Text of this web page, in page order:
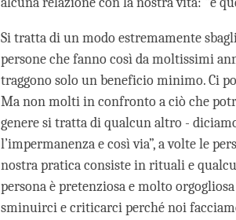
Si tratta di un modo estremamente
persone che fanno così da moltissimi
traggono solo un beneficio minimo. Ci
Ma non molti in confronto a ciò che
genere si tratta di qualcun altro -
l’impermanenza e così via”, a volte le
nostra pratica consiste in rituali e
persona è pretenziosa e molto
sminuirci e criticarci perché noi